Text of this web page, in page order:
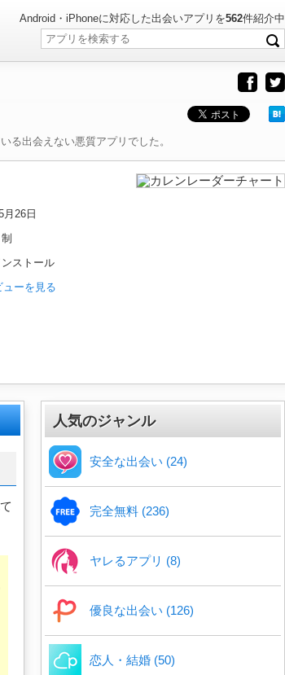
Android・iPhoneに対応した出会いアプリを562件紹介中
る出会えない悪質アプリでした。
月26日
ストール
ューを見る
人気のジャンル
安全な出会い (24)
完全無料 (236)
ヤレるアプリ (8)
優良な出会い (126)
恋人・結婚 (50)